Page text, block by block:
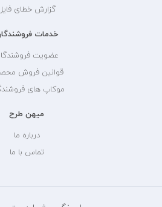
گزارش خطای
خدمات
عضویت
قوانین فروش
موکاپ های
میهن طرح
درباره ما
تماس با ما